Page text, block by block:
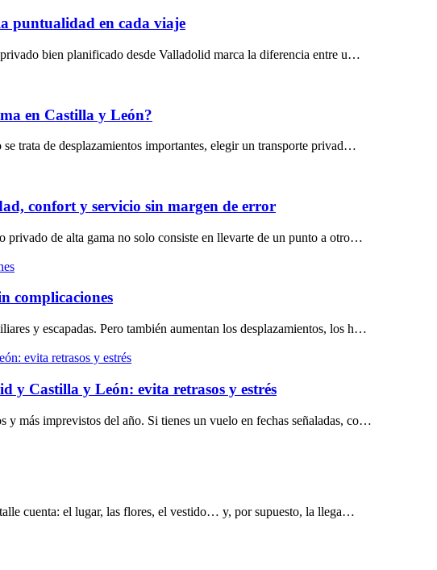
puntualidad en cada viaje
bien planificado desde Valladolid marca la diferencia entre u…
en Castilla y León?
trata de desplazamientos importantes, elegir un transporte privad…
confort y servicio sin margen de error
privado de alta gama no solo consiste en llevarte de un punto a otro…
complicaciones
y escapadas. Pero también aumentan los desplazamientos, los h…
y Castilla y León: evita retrasos y estrés
y más imprevistos del año. Si tienes un vuelo en fechas señaladas, co…
cuenta: el lugar, las flores, el vestido… y, por supuesto, la llega…